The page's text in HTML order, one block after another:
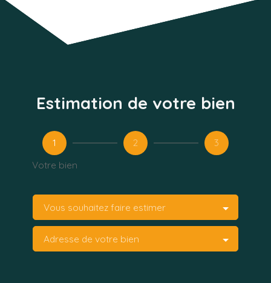
Estimation de votre bien
1
Votre bien
2 3
Vous souhaitez faire estimer
Adresse de votre bien